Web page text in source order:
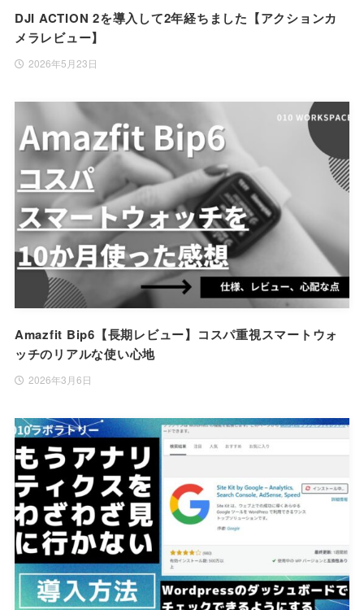
DJI ACTION 2を導入して2年経ちました【アクションカ
メラレビュー】
2026年5月23日
Amazfit Bip6【長期レビュー】コスパ重視スマートウォ
ッチのリアルな使い心地
2026年3月6日